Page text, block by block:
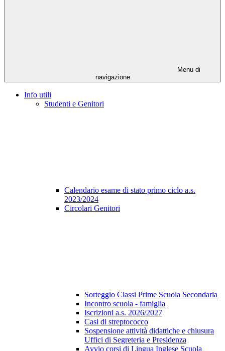
Menu di
navigazione
Info utili
Studenti e Genitori
Calendario esame di stato primo ciclo a.s.
2023/2024
Circolari Genitori
Sorteggio Classi Prime Scuola Secondaria
Incontro scuola - famiglia
Iscrizioni a.s. 2026/2027
Casi di streptococco
Sospensione attività didattiche e chiusura
Uffici di Segreteria e Presidenza
Avvio corsi di Lingua Inglese Scuola